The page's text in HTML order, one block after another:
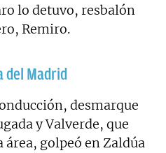
lo detuvo, resbalón
Remiro.
del Madrid
desmarque
y Valverde, que
área, golpeó en Zaldúa